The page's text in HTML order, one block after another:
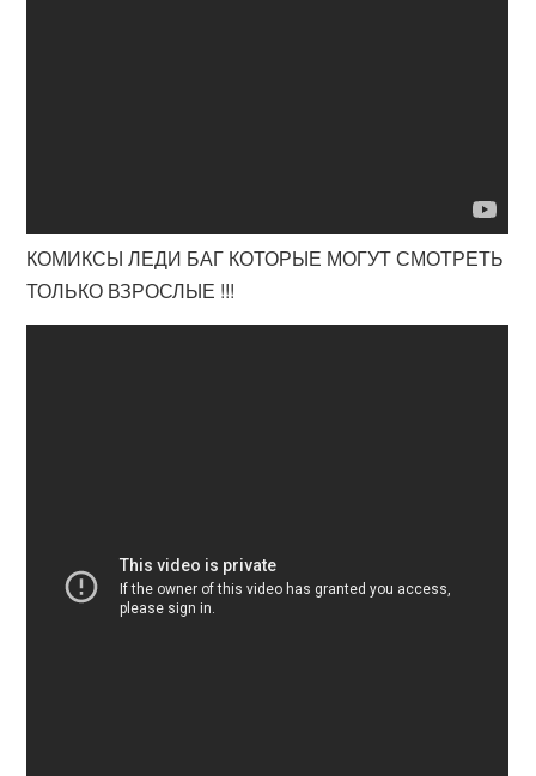
КОМИКСЫ ЛЕДИ БАГ КОТОРЫЕ МОГУТ СМОТРЕТЬ
ТОЛЬКО ВЗРОСЛЫЕ !!!